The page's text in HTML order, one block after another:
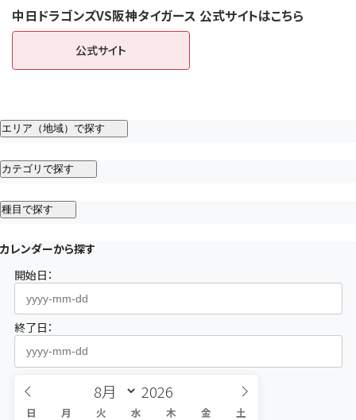
中日ドラゴンズVS阪神タイガース 公式サイトはこちら
公式サイト（新しいタブで開きます）
エリア（地域）で探す
カテゴリで探す
種目で探す
カレンダーから探す
開始日：
終了日：
日 月 火 水 木 金 土